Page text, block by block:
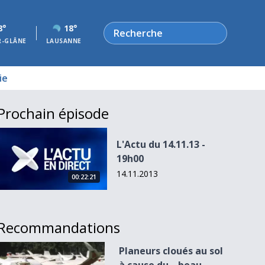
GLÂNE
18°
LAUSANNE
Rechercher
épisode
L&#039;Actu du 14.11.13 - 19h00
00:22:21
L'Actu du 14.11.13 -
19h00
14.11.2013
Planeurs cloués au sol à cause du... beau temps
Planeurs cloués au sol